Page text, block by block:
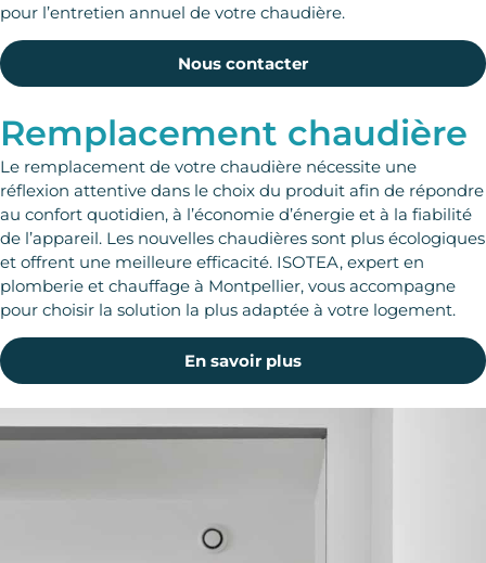
pour l’entretien annuel de votre chaudière.
Nous contacter
Remplacement chaudière
Le remplacement de votre chaudière nécessite une
réflexion attentive dans le choix du produit afin de répondre
au confort quotidien, à l’économie d’énergie et à la fiabilité
de l’appareil. Les nouvelles chaudières sont plus écologiques
et offrent une meilleure efficacité. ISOTEA, expert en
plomberie et chauffage à Montpellier, vous accompagne
pour choisir la solution la plus adaptée à votre logement.
En savoir plus